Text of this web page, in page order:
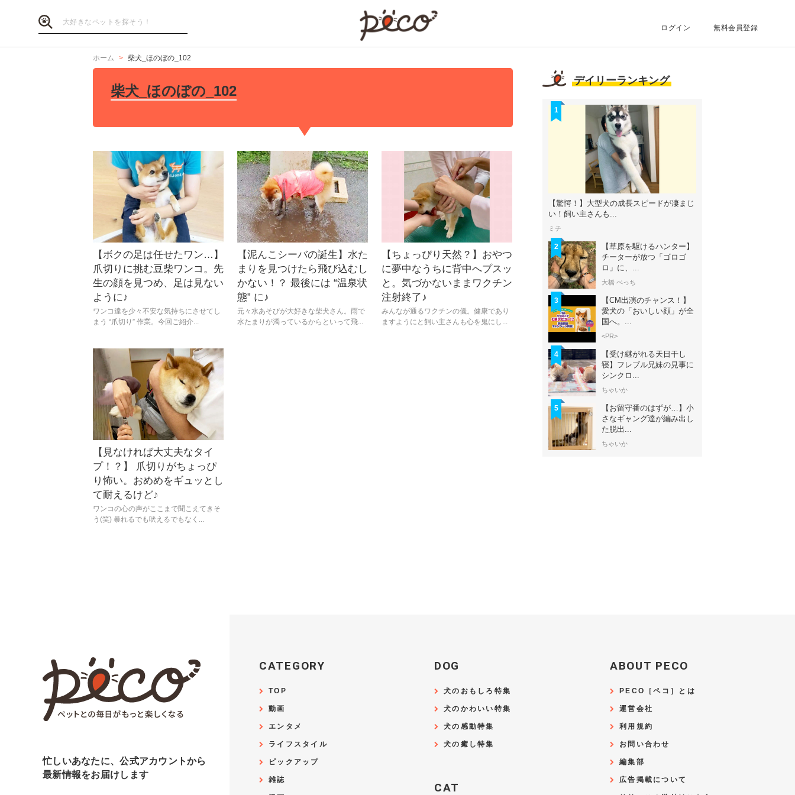
ログイン 無料会員登録
ホーム 柴犬_ほのぼの_102
柴犬_ほのぼの_102
【ボクの足は任せたワン…】
爪切りに挑む豆柴ワンコ。先
生の顔を見つめ、足は見ない
ように♪
ワンコ達を少々不安な気持ちにさせてし
まう “爪切り” 作業。今回ご紹介...
【泥んこシーバの誕生】水た
まりを見つけたら飛び込むし
かない！？ 最後には “温泉状
態” に♪
元々水あそびが大好きな柴犬さん。雨で
水たまりが濁っているからといって飛...
【ちょっぴり天然？】おやつ
に夢中なうちに背中へプスッ
と。気づかないままワクチン
注射終了♪
みんなが通るワクチンの儀。健康であり
ますようにと飼い主さんも心を鬼にし...
【見なければ大丈夫なタイ
プ！？】 爪切りがちょっぴ
り怖い。おめめをギュッとし
て耐えるけど♪
ワンコの心の声がここまで聞こえてきそ
う(笑) 暴れるでも吠えるでもなく...
デイリーランキング
1
【驚愕！】大型犬の成長スピードが凄まじ
い！飼い主さんも...
ミチ
2
【草原を駆けるハンター】
チーターが放つ「ゴロゴ
ロ」に、...
大橋 ぺっち
3
【CM出演のチャンス！】
愛犬の「おいしい顔」が全
国へ。...
<PR>
4
【受け継がれる天日干し
寝】フレブル兄妹の見事に
シンクロ...
ちゃいか
5
【お留守番のはずが…】小
さなギャング達が編み出し
た脱出...
ちゃいか
忙しいあなたに、公式アカウントから
最新情報をお届けします
CATEGORY
TOP
動画
エンタメ
ライフスタイル
ピックアップ
雑誌
DOG
犬のおもしろ特集
犬のかわいい特集
犬の感動特集
犬の癒し特集
CAT
ABOUT PECO
PECO［ペコ］とは
運営会社
利用規約
お問い合わせ
編集部
広告掲載について